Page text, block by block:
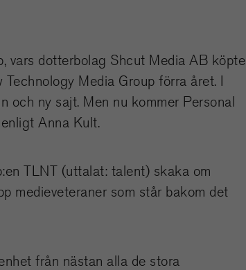
vars dotterbolag Shcut Media AB köpte
Media Group förra året. I
och ny sajt. Men nu kommer Personal
Anna Kult.
TLNT (uttalat: talent) skaka om
medieveteraner som står bakom det
från nästan alla de stora